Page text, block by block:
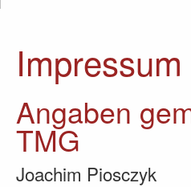
Impressum
Angaben
TMG
Joachim Piosczyk